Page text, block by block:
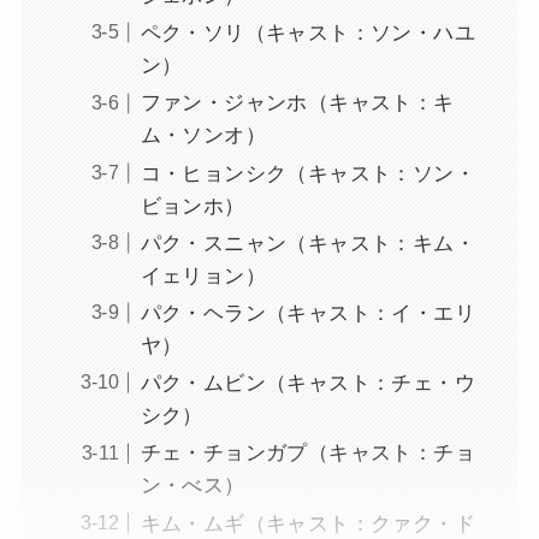
ペク・ソリ（キャスト：ソン・ハユ
ン）
ファン・ジャンホ（キャスト：キ
ム・ソンオ）
コ・ヒョンシク（キャスト：ソン・
ビョンホ）
パク・スニャン（キャスト：キム・
イェリョン）
パク・ヘラン（キャスト：イ・エリ
ヤ）
パク・ムビン（キャスト：チェ・ウ
シク）
チェ・チョンガプ（キャスト：チョ
ン・べス）
キム・ムギ（キャスト：クァク・ド